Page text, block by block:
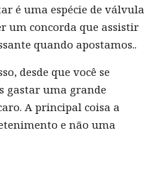
é uma espécie de válvula
um concorda que assistir
quando apostamos..
desde que você se
gastar uma grande
A principal coisa a
e não uma